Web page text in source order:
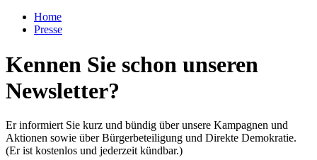
Home
Presse
Kennen Sie schon unseren
Newsletter?
Er informiert Sie kurz und bündig über unsere Kampagnen und
Aktionen sowie über Bürgerbeteiligung und Direkte Demokratie.
(Er ist kostenlos und jederzeit kündbar.)